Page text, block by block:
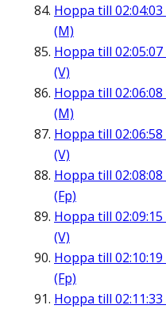
Hoppa till 02:04:03
(M)
Hoppa till 02:05:07
(V)
Hoppa till 02:06:08
(M)
Hoppa till 02:06:58
(V)
Hoppa till 02:08:08
(Fp)
Hoppa till 02:09:15
(V)
Hoppa till 02:10:19
(Fp)
Hoppa till 02:11:33